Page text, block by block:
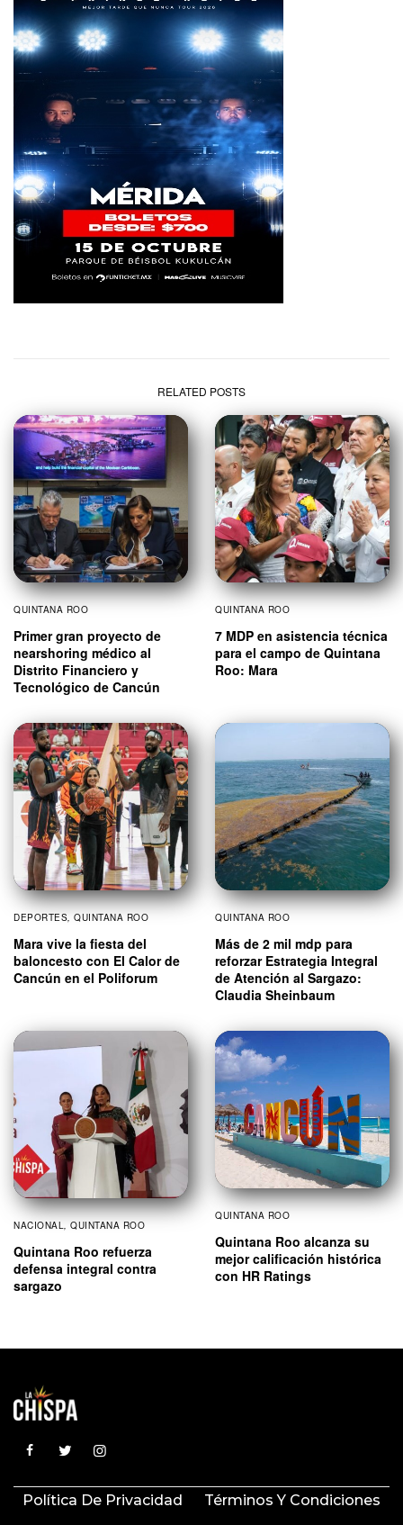
RELATED POSTS
QUINTANA ROO
Primer gran proyecto de
nearshoring médico al
Distrito Financiero y
Tecnológico de Cancún
QUINTANA ROO
7 MDP en asistencia técnica
para el campo de Quintana
Roo: Mara
DEPORTES, QUINTANA ROO
Mara vive la fiesta del
baloncesto con El Calor de
Cancún en el Poliforum
QUINTANA ROO
Más de 2 mil mdp para
reforzar Estrategia Integral
de Atención al Sargazo:
Claudia Sheinbaum
NACIONAL, QUINTANA ROO
Quintana Roo refuerza
defensa integral contra
sargazo
QUINTANA ROO
Quintana Roo alcanza su
mejor calificación histórica
con HR Ratings
Política De Privacidad Términos Y Condiciones